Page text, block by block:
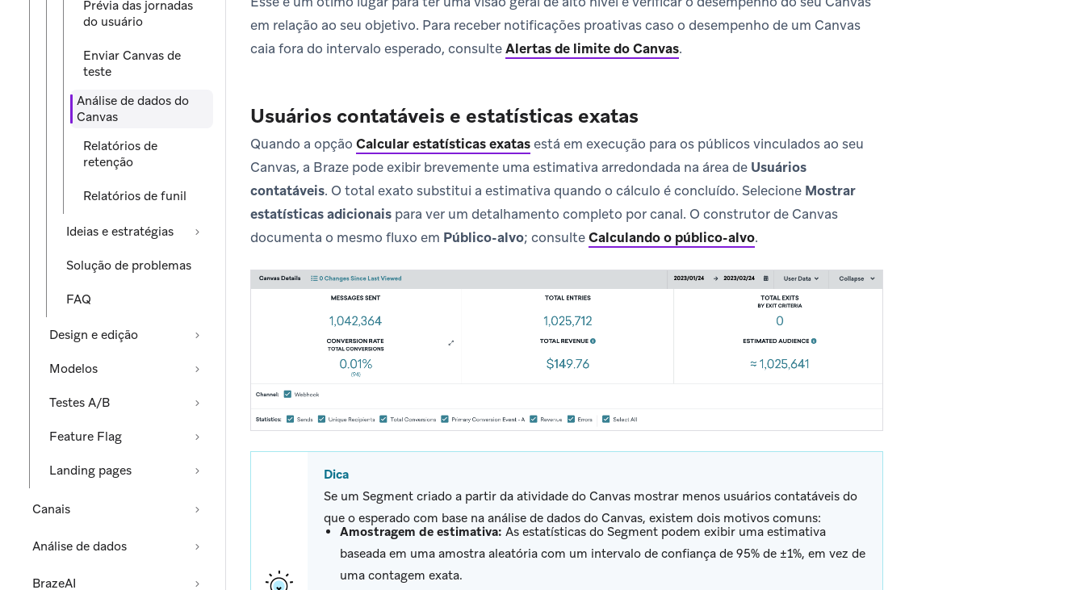
Prévia das jornadas
do usuário
Enviar Canvas de
teste
Análise de dados do
Canvas
Relatórios de
retenção
Relatórios de funil
Ideias e estratégias
Solução de problemas
FAQ
Design e edição
Modelos
Testes A/B
Feature Flag
Landing pages
Canais
Análise de dados
BrazeAI
em relação ao seu objetivo. Para receber notificações proativas caso o desempenho de um Canvas
caia fora do intervalo esperado, consulteAlertas de limite do Canvas.
Usuários contatáveis e estatísticas exatas
Quando a opção Calcular estatísticas exatasestá em execução para os públicos vinculados ao seu
Canvas, a Braze pode exibir brevemente uma estimativa arredondada na área de Usuários
contatáveis. O total exato substitui a estimativa quando o cálculo é concluído. Selecione Mostrar
estatísticas adicionais para ver um detalhamento completo por canal. O construtor de Canvas
documenta o mesmo fluxo em Público-alvo; consulteCalculando o público-alvo.
Dica
Se um Segment criado a partir da atividade do Canvas mostrar menos usuários contatáveis do
que o esperado com base na análise de dados do Canvas, existem dois motivos comuns:
Amostragem de estimativa: As estatísticas do Segment podem exibir uma estimativa
baseada em uma amostra aleatória com um intervalo de confiança de 95% de ±1%, em vez de
uma contagem exata.